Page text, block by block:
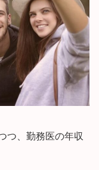
つ、勤務医の年収